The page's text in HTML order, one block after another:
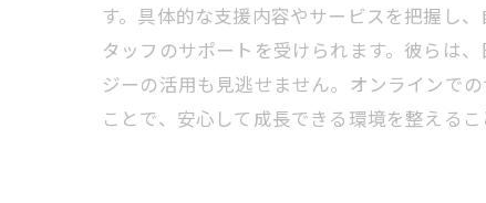
す。具体的な支援内容やサービスを把握し
タッフのサポートを受けられます。彼らは
ジーの活用も見逃せません。オンラインで
ことで、安心して成長できる環境を整えるこ